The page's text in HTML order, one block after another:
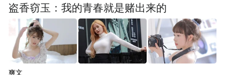
盗香窃玉：我的青春就是赌出来的
爽文